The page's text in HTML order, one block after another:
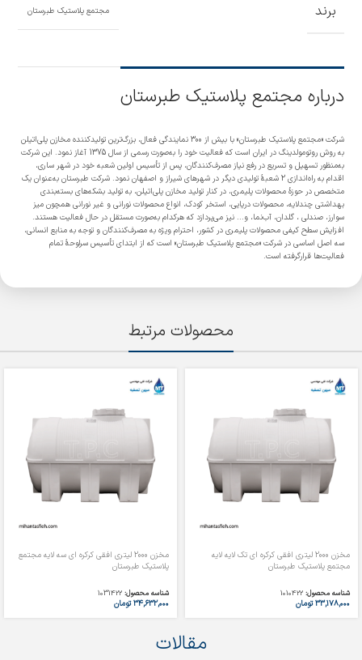
برند مجتمع پلاستیک طبرستان
درباره مجتمع پلاستیک طبرستان
شرکت «مجتمع پلاستیک طبرستان» با بیش از 300 نمایندگی فعال، بزرگ‌ترین تولیدکننده مخازن پلی‌اتیلن
به روش روتومولدینگ در ایران است که فعالیت خود را به‌صورت رسمی از سال 1375 آغاز نمود. این شرکت
به‌منظور تسهیل و تسریع در رفع نیاز مصرف‌کنندگان، پس از تأسیس اولین شعبه خود در شهر ساری،
اقدام به راه‌اندازی 2 شعبۀ تولیدی دیگر در شهرهای شیراز و اصفهان نمود. شرکت طبرستان به‌عنوان یک
متخصص در حوزۀ محصولات پلیمری، در کنار تولید مخازن پلی‌اتیلن، به تولید بشکه‌های بسته‌بندی
بهداشتی چندلایه، محصولات دریایی، استخر کودک، انواع محصولات نورانی و غیر نورانی همچون میز
سوارز، صندلی ، گلدان، آب‌نما، و... نیز می‌پردازد که هرکدام به‌صورت مستقل در حال فعالیت هستند.
افزایش سطح کیفی محصولات پلیمری در کشور، احترام ویژه به مصرف‌کنندگان و توجه به منابع انسانی،
سه اصل اساسی در شرکت «مجتمع پلاستیک طبرستان» است که از ابتدای تأسیس سرلوحۀ تمام
فعالیت‌ها قرارگرفته است.
محصولات مرتبط
مخزن 2000 لیتری افقی کرکره ای تک لایه لایه
مجتمع پلاستیک طبرستان
شناسه محصول: 1010422
۳۳,۱۷۸,۰۰۰ تومان
مخزن 2000 لیتری افقی کرکره ای سه لایه مجتمع
پلاستیک طبرستان
شناسه محصول: 1031422
۳۴,۶۳۲,۰۰۰ تومان
مقالات